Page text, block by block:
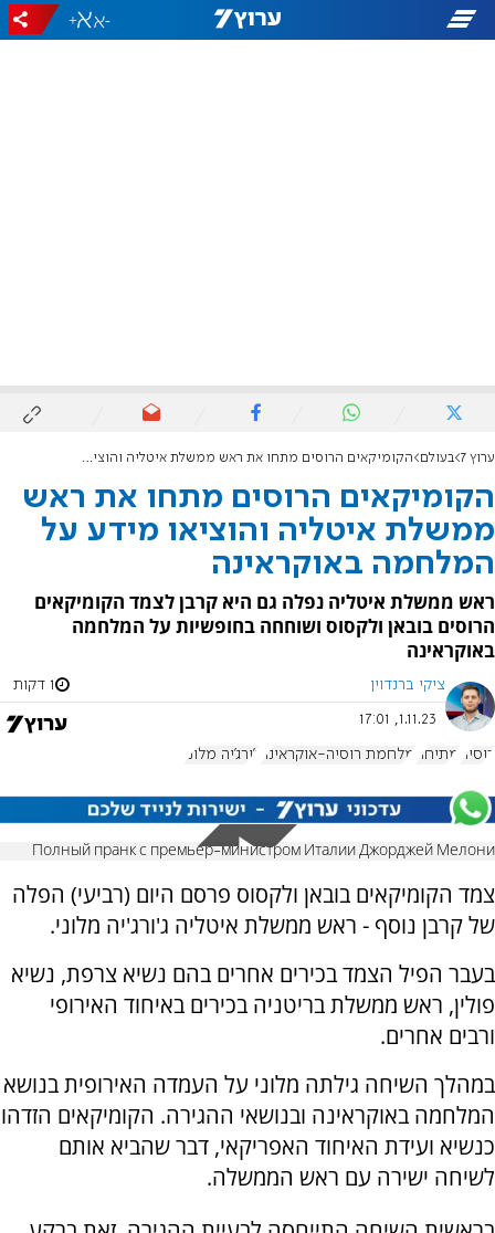
-
+
ערוץ 7 בעולם הקומיקאים הרוסים מתחו את ראש ממשלת איטליה והוציאו מידע על המלחמה באוקראינה
הקומיקאים הרוסים מתחו את ראש
ממשלת איטליה והוציאו מידע על
המלחמה באוקראינה
ראש ממשלת איטליה נפלה גם היא קרבן לצמד הקומיקאים
הרוסים בובאן ולקסוס ושוחחה בחופשיות על המלחמה
באוקראינה
ציקי ברנדוין 1 דקות
1.11.23, 17:01
רוסיה מתיחה מלחמת רוסיה-אוקראינה ג'ורג'יה מלוני
Полный пранк с премьер-министром Италии Джорджей Мелони
צמד הקומיקאים בובאן ולקסוס פרסם היום (רביעי) הפלה
של קרבן נוסף - ראש ממשלת איטליה ג'ורג'יה מלוני.
בעבר הפיל הצמד בכירים אחרים בהם נשיא צרפת, נשיא
פולין, ראש ממשלת בריטניה בכירים באיחוד האירופי
ורבים אחרים.
במהלך השיחה גילתה מלוני על העמדה האירופית בנושא
המלחמה באוקראינה ובנושאי ההגירה. הקומיקאים הזדהו
כנשיא ועידת האיחוד האפריקאי, דבר שהביא אותם
לשיחה ישירה עם ראש הממשלה.